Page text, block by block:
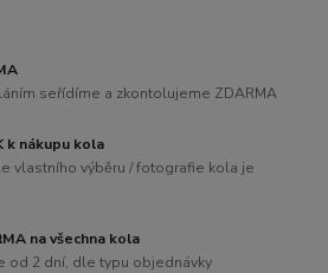
seřídíme a zkontolujeme ZDARMA
k nákupu kola
vlastního výběru / fotografie kola je
na všechna kola
od 2 dní, dle typu objednávky